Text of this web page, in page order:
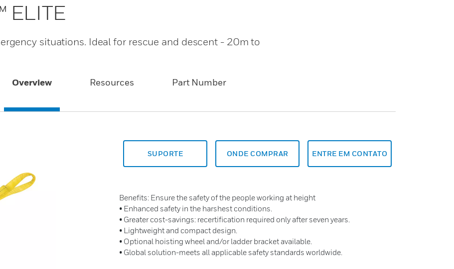
ELITE
situations. Ideal for rescue and descent - 20m to
Overview Resources Part Number
SUPORTE ONDE COMPRAR ENTRE EM CONTATO
Benefits: Ensure the safety of the people working at height
• Enhanced safety in the harshest conditions.
• Greater cost-savings: recertification required only after seven years.
• Lightweight and compact design.
• Optional hoisting wheel and/or ladder bracket available.
• Global solution-meets all applicable safety standards worldwide.